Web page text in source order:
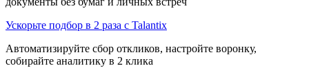
Ускорьте подбор в 2 раза с Talantix
Автоматизируйте сбор откликов, настройте воронку,
собирайте аналитику в 2 клика